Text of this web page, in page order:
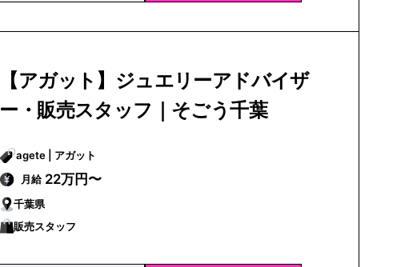
【アガット】ジュエリーアドバイザ
ー・販売スタッフ｜そごう千葉
agete | アガット
月給 22万円〜
千葉県
販売スタッフ